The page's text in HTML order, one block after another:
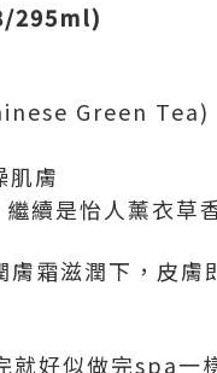
295ml)
Green Tea)
肌膚
續是怡人薰衣草
霜滋潤下，皮膚
似做完spa一